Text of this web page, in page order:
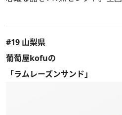
#19 山梨県
葡萄屋kofuの
「ラムレーズンサンド」